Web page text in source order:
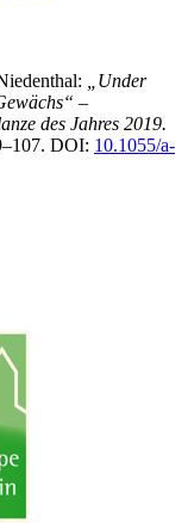
„Under
–
des Jahres 2019.
DOI: 10.1055/a-